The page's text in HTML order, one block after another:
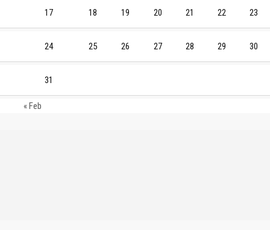
« Feb
17 18 19 20 21 22 23
24 25 26 27 28 29 30
31